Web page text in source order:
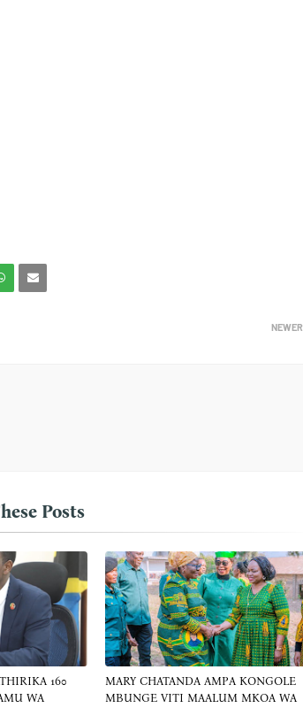
NEWER
Posts
160
WA
MARY CHATANDA AMPA KONGOLE
MBUNGE VITI MAALUM MKOA WA